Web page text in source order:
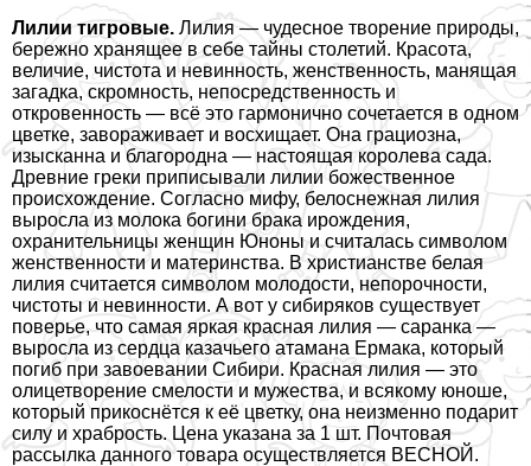
Лилии тигровые. Лилия — чудесное творение природы,
бережно хранящее в себе тайны столетий. Красота,
величие, чистота и невинность, женственность, манящая
загадка, скромность, непосредственность и
откровенность — всё это гармонично сочетается в одном
цветке, завораживает и восхищает. Она грациозна,
изысканна и благородна — настоящая королева сада.
Древние греки приписывали лилии божественное
происхождение. Согласно мифу, белоснежная лилия
выросла из молока богини бpaка ирождения,
охранительницы женщин Юноны и считалась символом
женственности и материнства. В христианстве белая
лилия считается символом молодости, непорочности,
чистоты и невинности. А вот у сибиряков существует
поверье, что самая яркая красная лилия — саранка —
выросла из сердца казачьего атамана Ермака, который
погиб при завоевании Сибири. Красная лилия — это
олицетворение смелости и мужества, и всякому юноше,
который прикоснётся к её цветку, она неизменно подарит
силу и храбрость. Цена указана за 1 шт. Почтовая
рассылка данного товара осуществляется ВЕСНОЙ.